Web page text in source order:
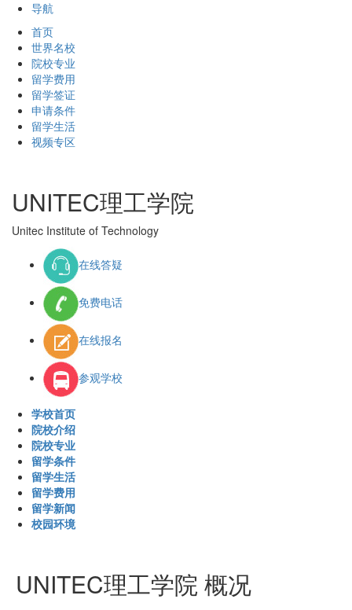
导航
首页
世界名校
院校专业
留学费用
留学签证
申请条件
留学生活
视频专区
UNITEC理工学院
Unitec Institute of Technology
在线答疑
免费电话
在线报名
参观学校
学校首页
院校介绍
院校专业
留学条件
留学生活
留学费用
留学新闻
校园环境
UNITEC理工学院 概况